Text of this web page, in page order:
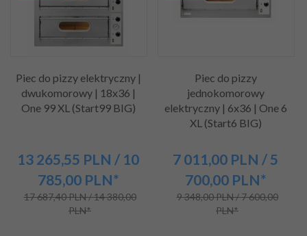
Piec do pizzy elektryczny |
dwukomorowy | 18x36 |
One 99 XL (Start99 BIG)
13 265,55 PLN / 10
785,00 PLN*
17 687,40 PLN / 14 380,00
PLN*
Piec do pizzy
jednokomorowy
elektryczny | 6x36 | One 6
XL (Start6 BIG)
7 011,00 PLN / 5
700,00 PLN*
9 348,00 PLN / 7 600,00
PLN*